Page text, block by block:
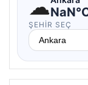
☁
ŞEHIR SEÇ